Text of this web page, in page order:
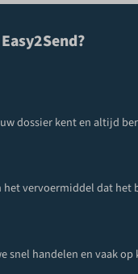
dossier kent en altijd
vervoermiddel dat het
snel handelen en vaak